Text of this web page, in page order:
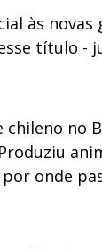
às
título -
no
onde